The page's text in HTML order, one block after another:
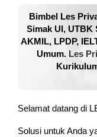
Bimbel Les
Simak UI, UTBK
AKMIL, LPDP,
Umum. Les
Selamat datang di
Solusi untuk Anda